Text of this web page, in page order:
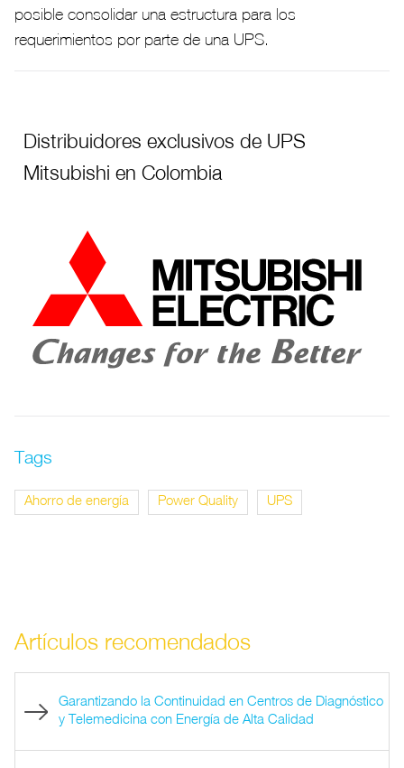
posible consolidar una estructura para los
requerimientos por parte de una UPS.
Distribuidores exclusivos de UPS
Mitsubishi en Colombia
Tags
Ahorro de energía Power Quality UPS
Artículos recomendados
Garantizando la Continuidad en Centros de Diagnóstico
y Telemedicina con Energía de Alta Calidad